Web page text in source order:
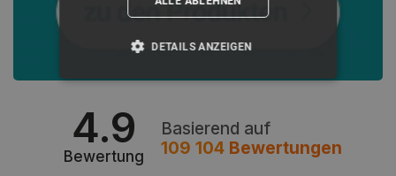
4.9
Bewertung
Basierend auf
109 104 Bewertungen
DETAILS ANZEIGEN
PERFORMANCE
TARGETING